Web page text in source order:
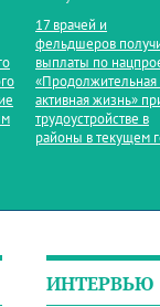
17 врачей и
фельдшеров
выплаты по
«Продолжительная
активная жизнь»
трудоустройстве в
районы в текущем
ИНТЕРВЬЮ